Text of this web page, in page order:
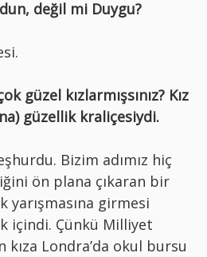
değil mi Duygu?
güzel kızlarmışsınız? Kız
güzellik kraliçesiydi.
Bizim adımız hiç
ön plana çıkaran bir
yarışmasına girmesi
içindi. Çünkü Milliyet
Londra’da okul bursu